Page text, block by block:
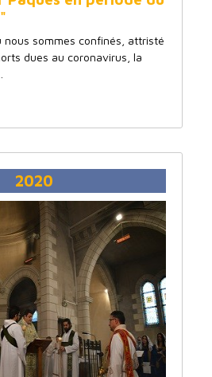
nous sommes confinés, attristé
dues au coronavirus, la
2020